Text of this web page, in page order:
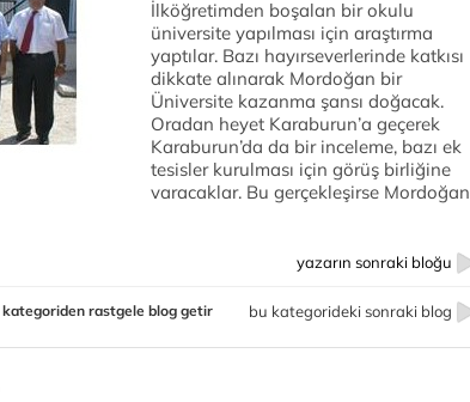
İlköğretimden boşalan bir okulu
üniversite yapılması için araştırma
yaptılar. Bazı hayırseverlerinde katkısı
dikkate alınarak Mordoğan bir
Üniversite kazanma şansı doğacak.
Oradan heyet Karaburun’a geçerek
Karaburun’da da bir inceleme, bazı ek
tesisler kurulması için görüş birliğine
varacaklar. Bu gerçekleşirse Mordoğan
yazarın sonraki bloğu
bu kategorideki sonraki blog
kategoriden rastgele blog getir